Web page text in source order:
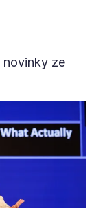
novinky ze